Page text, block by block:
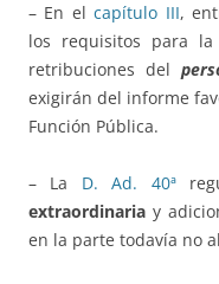
– En elcapítulo III,
los requisitos para
retribuciones del
exigirán del informe
Función Pública.
– La D. Ad. 40ª
extraordinaria y
en la parte todavía no